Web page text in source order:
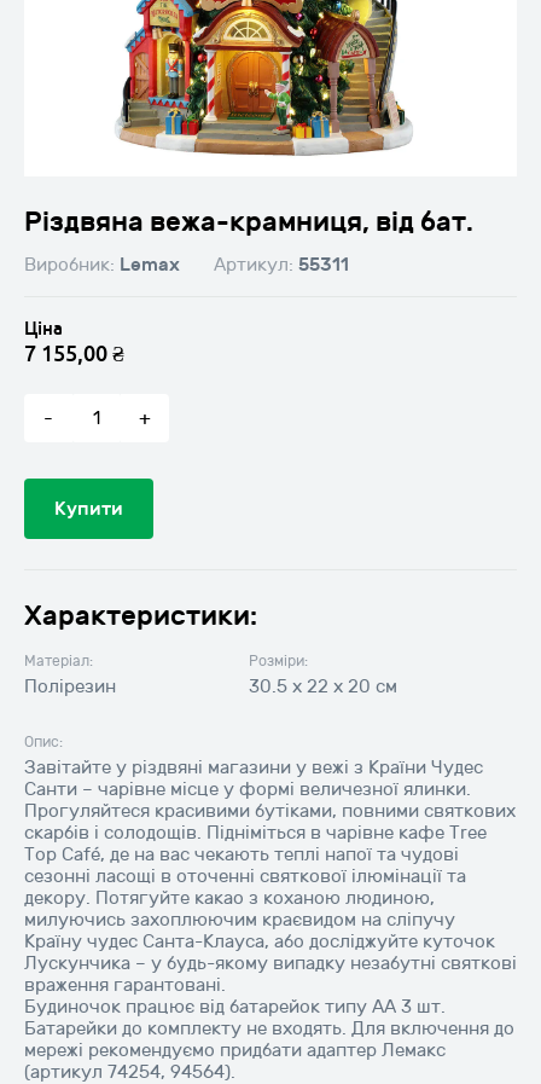
Новорічні композиції
Підлогові композиції
(093) 120-70-70
(097) 754-81-81
Різдвяна вежа-крамниця, від бат.
Виробник: Lemax Артикул: 55311
Ціна
7 155,00₴
вежа-
крамниця,
- +
Купити
Характеристики:
Матеріал:
Полірезин
Розміри:
30.5 x 22 x 20 cм
Опис:
Завітайте у різдвяні магазини у вежі з Країни Чудес
Санти – чарівне місце у формі величезної ялинки.
Прогуляйтеся красивими бутіками, повними святкових
скарбів і солодощів. Підніміться в чарівне кафе Tree
Top Café, де на вас чекають теплі напої та чудові
сезонні ласощі в оточенні святкової ілюмінації та
декору. Потягуйте какао з коханою людиною,
милуючись захоплюючим краєвидом на сліпучу
Країну чудес Санта-Клауса, або досліджуйте куточок
Лускунчика – у будь-якому випадку незабутні святкові
враження гарантовані.
Будиночок працює від батарейок типу АА 3 шт.
Батарейки до комплекту не входять. Для включення до
мережі рекомендуємо придбати адаптер Лемакс
(артикул 74254, 94564).